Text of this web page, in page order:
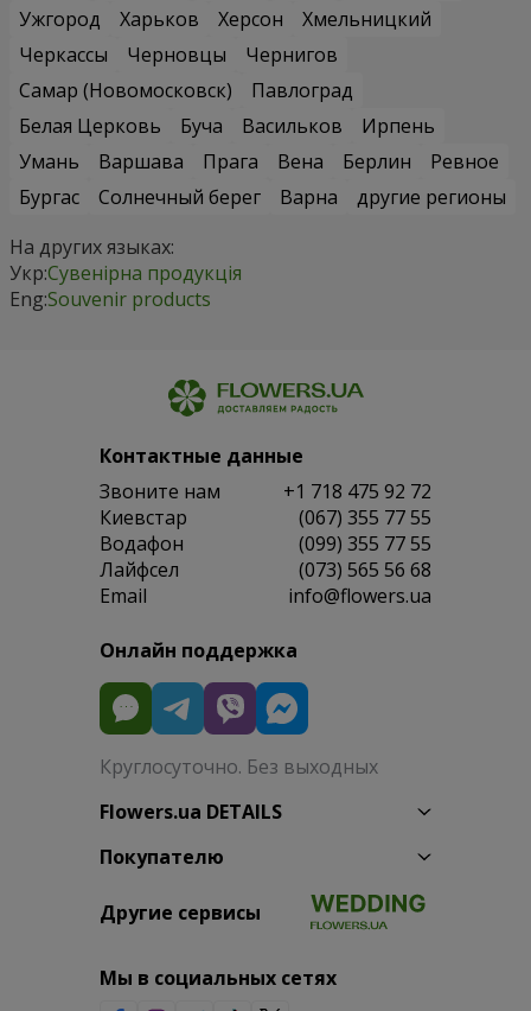
Ужгород
Харьков Херсон
Хмельницкий
Черкассы
Черновцы
Чернигов
Самар (Новомосковск)
Павлоград
Белая Церковь
Буча Васильков
Ирпень
Умань
Варшава Прага Вена Берлин
Ревное
Бургас
Солнечный берег Варна
другие регионы
На других языках:
Укр:Сувенірна продукція
Eng:Souvenir products
Контактные данные
Звоните нам
+1 718 475 92 72
Киевстар
(067) 355 77 55
Водафон
(099) 355 77 55
Лайфсел
(073) 565 56 68
Email
info@flowers.ua
Онлайн поддержка
Круглосуточно. Без выходных
Flowers.ua DETAILS
Покупателю
Другие сервисы
Мы в социальных сетях